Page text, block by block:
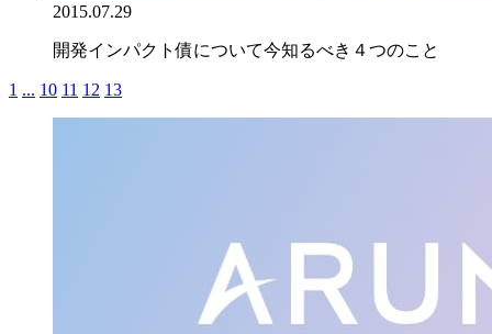
2015.07.29
開発インパクト債について今知るべき４つのこと
1 ... 10 11 12 13